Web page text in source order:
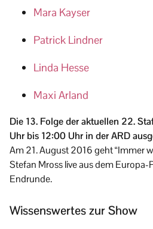
Mara Kayser
Patrick Lindner
Linda Hesse
Maxi Arland
Die 13. Folge der aktuellen 22.
Uhr bis 12:00 Uhr in der ARD
Am 21. August 2016 geht “Immer
Stefan Mross live aus dem Europa-
Endrunde.
Wissenswertes zur Show